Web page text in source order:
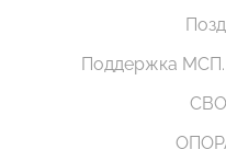
Поддержка